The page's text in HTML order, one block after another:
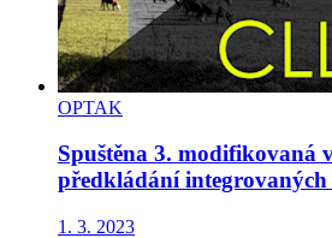
OPTAK
Spuštěna 3. modifikovaná
předkládání
1. 3. 2023